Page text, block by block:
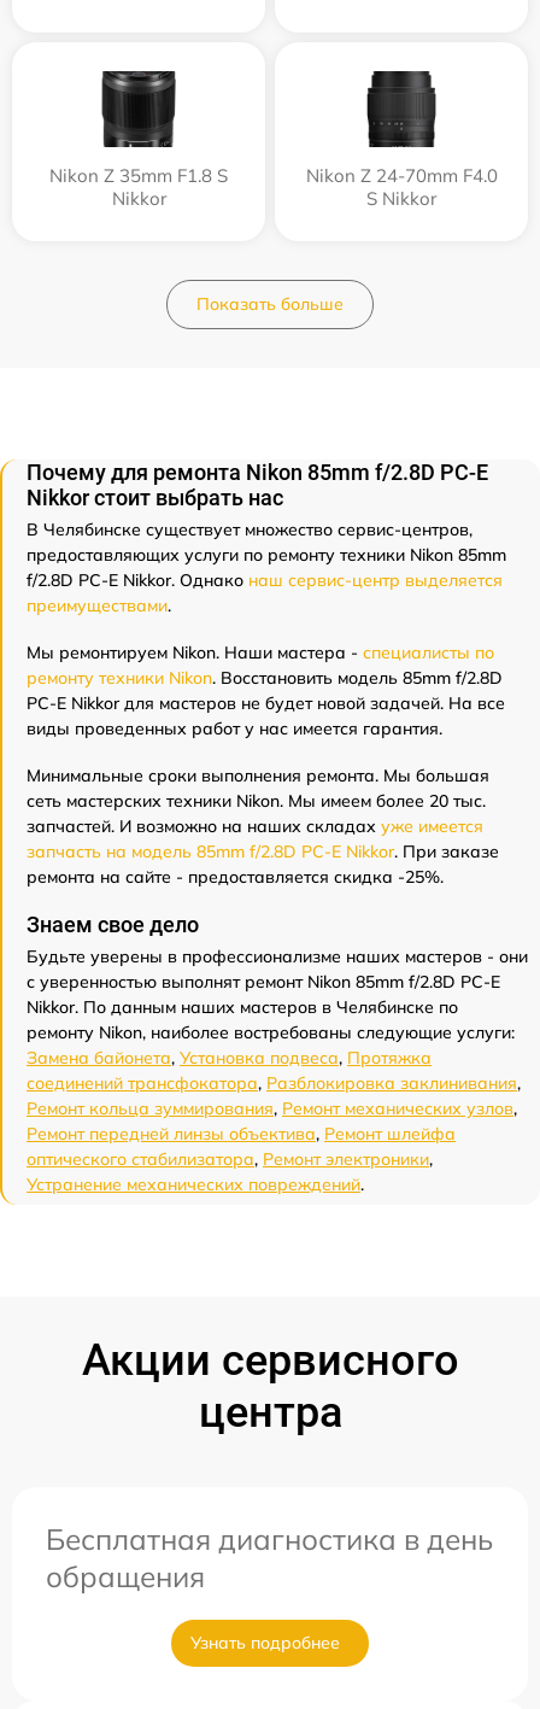
Nikon Z 35mm F1.8 S
Nikkor
Nikon Z 24-70mm F4.0
S Nikkor
Показать больше
Почему для ремонта Nikon 85mm f/2.8D PC-E
Nikkor стоит выбрать нас
В Челябинске существует множество сервис-центров,
предоставляющих услуги по ремонту техники Nikon 85mm
f/2.8D PC-E Nikkor. Однако наш сервис-центр выделяется
преимуществами.
Мы ремонтируем Nikon. Наши мастера - специалисты по
ремонту техники Nikon. Восстановить модель 85mm f/2.8D
PC-E Nikkor для мастеров не будет новой задачей. На все
виды проведенных работ у нас имеется гарантия.
Минимальные сроки выполнения ремонта. Мы большая
сеть мастерских техники Nikon. Мы имеем более 20 тыс.
запчастей. И возможно на наших складах уже имеется
запчасть на модель 85mm f/2.8D PC-E Nikkor. При заказе
ремонта на сайте - предоставляется скидка -25%.
Знаем свое дело
Будьте уверены в профессионализме наших мастеров - они
с уверенностью выполнят ремонт Nikon 85mm f/2.8D PC-E
Nikkor. По данным наших мастеров в Челябинске по
ремонту Nikon, наиболее востребованы следующие услуги:
Замена байонета, Установка подвеса, Протяжка
соединений трансфокатора, Разблокировка заклинивания,
Ремонт кольца зуммирования, Ремонт механических узлов,
Ремонт передней линзы объектива, Ремонт шлейфа
оптического стабилизатора, Ремонт электроники,
Устранение механических повреждений.
Акции сервисного
центра
Бесплатная диагностика в день
обращения
Узнать подробнее